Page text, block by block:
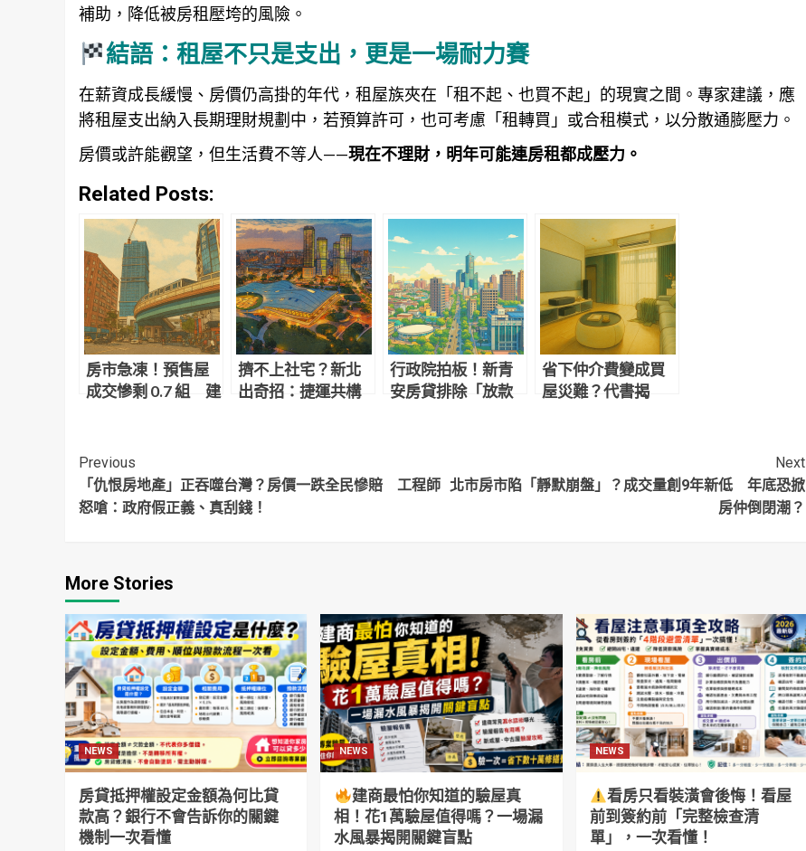
補助，降低被房租壓垮的風險。
結語：租屋不只是支出，更是一場耐力賽
在薪資成長緩慢、房價仍高掛的年代，租屋族夾在「租不起、也買不起」的現實之間。專家建議，應
將租屋支出納入長期理財規劃中，若預算許可，也可考慮「租轉買」或合租模式，以分散通膨壓力。
房價或許能觀望，但生活費不等人——現在不理財，明年可能連房租都成壓力。
Related Posts:
房市急凍！預售屋
成交慘剩 0.7 組 建
擠不上社宅？新北
出奇招：捷運共構
行政院拍板！新青
安房貸排除「放款
省下仲介費變成買
屋災難？代書揭
Continue
Reading
Previous
「仇恨房地產」正吞噬台灣？房價一跌全民慘賠 工程師
怒嗆：政府假正義、真刮錢！
Next
北市房市陷「靜默崩盤」？成交量創9年新低 年底恐掀
房仲倒閉潮？
More Stories
NEWS
房貸抵押權設定金額為何比貸
款高？銀行不會告訴你的關鍵
機制一次看懂
NEWS
建商最怕你知道的驗屋真
相！花1萬驗屋值得嗎？一場漏
水風暴揭開關鍵盲點
NEWS
看房只看裝潢會後悔！看屋
前到簽約前「完整檢查清
單」，一次看懂！